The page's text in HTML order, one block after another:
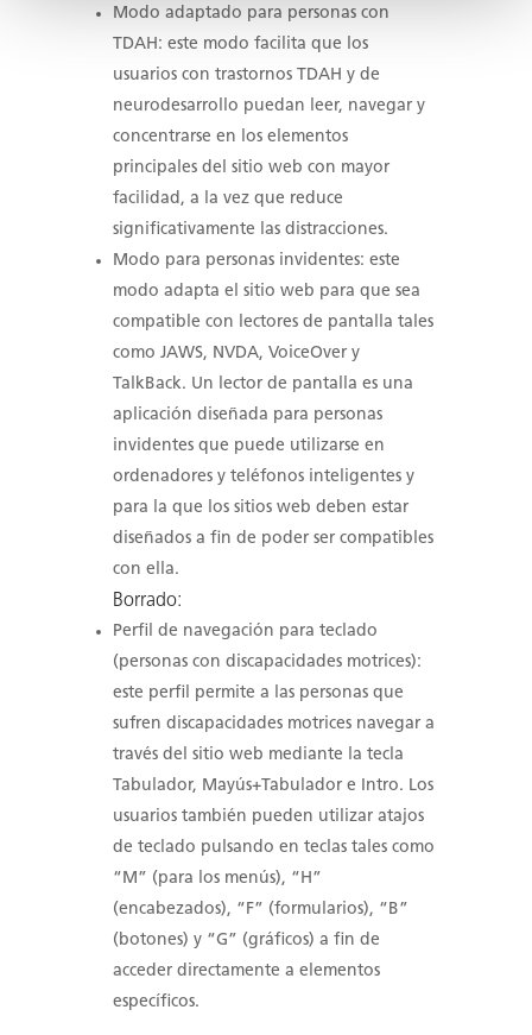
Modo adaptado para personas con
TDAH: este modo facilita que los
usuarios con trastornos TDAH y de
neurodesarrollo puedan leer, navegar y
concentrarse en los elementos
principales del sitio web con mayor
facilidad, a la vez que reduce
significativamente las distracciones.
Modo para personas invidentes: este
modo adapta el sitio web para que sea
compatible con lectores de pantalla tales
como JAWS, NVDA, VoiceOver y
TalkBack. Un lector de pantalla es una
aplicación diseñada para personas
invidentes que puede utilizarse en
ordenadores y teléfonos inteligentes y
para la que los sitios web deben estar
diseñados a fin de poder ser compatibles
con ella.
Borrado:
Perfil de navegación para teclado
(personas con discapacidades motrices):
este perfil permite a las personas que
sufren discapacidades motrices navegar a
través del sitio web mediante la tecla
Tabulador, Mayús+Tabulador e Intro. Los
usuarios también pueden utilizar atajos
de teclado pulsando en teclas tales como
“M” (para los menús), “H”
(encabezados), “F” (formularios), “B”
(botones) y “G” (gráficos) a fin de
acceder directamente a elementos
específicos.